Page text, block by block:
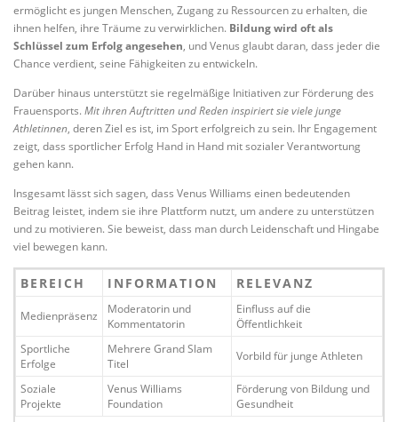
ermöglicht es jungen Menschen, Zugang zu Ressourcen zu erhalten, die
ihnen helfen, ihre Träume zu verwirklichen. Bildung wird oft als
Schlüssel zum Erfolg angesehen, und Venus glaubt daran, dass jeder die
Chance verdient, seine Fähigkeiten zu entwickeln.
Darüber hinaus unterstützt sie regelmäßige Initiativen zur Förderung des
Frauensports. Mit ihren Auftritten und Reden inspiriert sie viele junge
Athletinnen, deren Ziel es ist, im Sport erfolgreich zu sein. Ihr Engagement
zeigt, dass sportlicher Erfolg Hand in Hand mit sozialer Verantwortung
gehen kann.
Insgesamt lässt sich sagen, dass Venus Williams einen bedeutenden
Beitrag leistet, indem sie ihre Plattform nutzt, um andere zu unterstützen
und zu motivieren. Sie beweist, dass man durch Leidenschaft und Hingabe
viel bewegen kann.
BEREICH INFORMATION RELEVANZ
Medienpräsenz
Moderatorin und
Kommentatorin
Einfluss auf die
Öffentlichkeit
Sportliche
Erfolge
Mehrere Grand Slam
Titel
Vorbild für junge Athleten
Soziale
Projekte
Venus Williams
Foundation
Förderung von Bildung und
Gesundheit